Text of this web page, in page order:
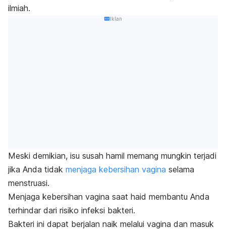
ilmiah.
Iklan
Meski demikian, isu susah hamil memang mungkin terjadi
jika Anda tidak menjaga kebersihan vagina selama
menstruasi.
Menjaga kebersihan vagina saat haid membantu Anda
terhindar dari risiko infeksi bakteri.
Bakteri ini dapat berjalan naik melalui vagina dan masuk